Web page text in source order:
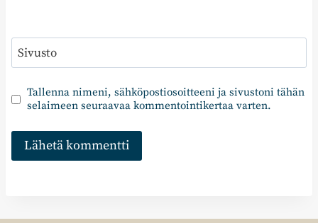
Sivusto
Tallenna nimeni, sähköpostiosoitteeni ja sivustoni tähän
selaimeen seuraavaa kommentointikertaa varten.